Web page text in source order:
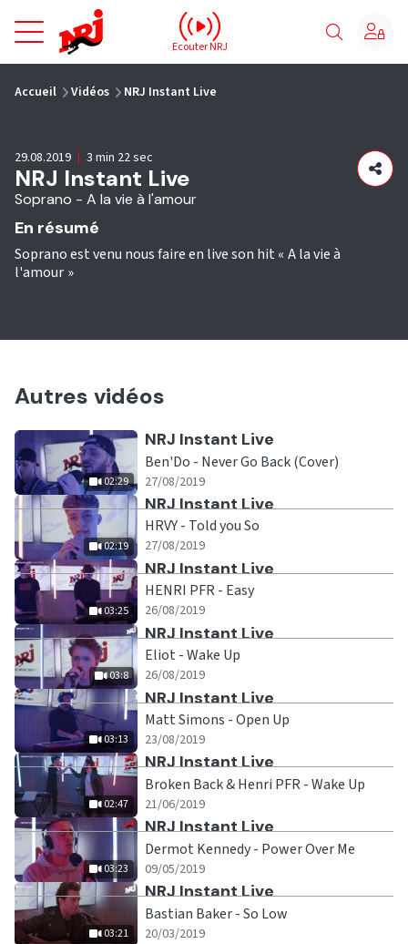
NRJ - Accueil
Ecouter NRJ
Accueil Vidéos NRJ Instant Live
NRJ Instant Live
Soprano - A la vie à l'amour
29.08.2019 | 3 min 22 sec
En résumé
Soprano est venu nous faire en live son hit « A la vie à
l'amour »
Autres vidéos
02:29
Ecouter
NRJ Instant Live
Ben'Do - Never Go Back (Cover)
27/08/2019
02:19
Ecouter
NRJ Instant Live
HRVY - Told you So
27/08/2019
03:25
Ecouter
NRJ Instant Live
HENRI PFR - Easy
26/08/2019
03:8
Ecouter
NRJ Instant Live
Eliot - Wake Up
26/08/2019
03:13
Ecouter
NRJ Instant Live
Matt Simons - Open Up
23/08/2019
02:47
Ecouter
NRJ Instant Live
Broken Back & Henri PFR - Wake Up
21/06/2019
03:23
Ecouter
NRJ Instant Live
Dermot Kennedy - Power Over Me
09/05/2019
03:21
Ecouter
NRJ Instant Live
Bastian Baker - So Low
20/03/2019